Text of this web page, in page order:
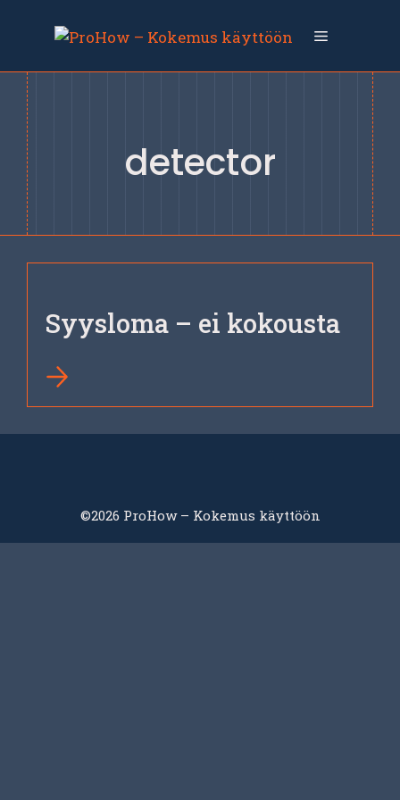
sisältöön
Valikko
detector
Syysloma – ei kokousta
©2026 ProHow – Kokemus käyttöön